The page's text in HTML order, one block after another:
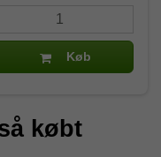
Køb
købt